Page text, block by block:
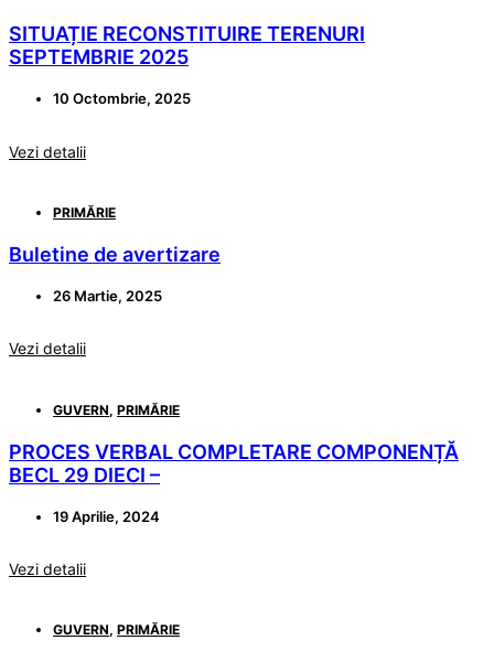
SITUAȚIE RECONSTITUIRE TERENURI
SEPTEMBRIE 2025
10 Octombrie, 2025
Vezi detalii
PRIMĂRIE
Buletine de avertizare
26 Martie, 2025
Vezi detalii
GUVERN, PRIMĂRIE
PROCES VERBAL COMPLETARE COMPONENȚĂ
BECL 29 DIECI –
19 Aprilie, 2024
Vezi detalii
GUVERN, PRIMĂRIE